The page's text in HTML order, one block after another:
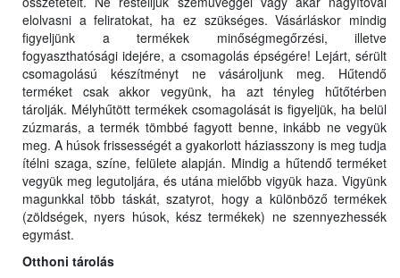
elolvasni a feliratokat, ha ez szükséges. Vásárláskor mindig
figyeljünk a termékek minőségmegőrzési, illetve
fogyaszthatósági idejére, a csomagolás épségére! Lejárt, sérült
csomagolású készítményt ne vásároljunk meg. Hűtendő
terméket csak akkor vegyünk, ha azt tényleg hűtőtérben
tárolják. Mélyhűtött termékek csomagolását is figyeljük, ha belül
zúzmarás, a termék tömbbé fagyott benne, inkább ne vegyük
meg. A húsok frissességét a gyakorlott háziasszony is meg tudja
ítélni szaga, színe, felülete alapján. Mindig a hűtendő terméket
vegyük meg legutoljára, és utána mielőbb vigyük haza. Vigyünk
magunkkal több táskát, szatyrot, hogy a különböző termékek
(zöldségek, nyers húsok, kész termékek) ne szennyezhessék
egymást.
Otthoni tárolás